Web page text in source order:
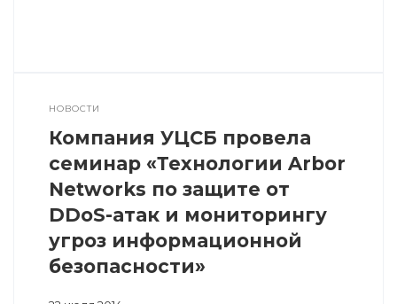
НОВОСТИ
Компания УЦСБ провела
семинар «Технологии Arbor
Networks по защите от
DDoS-атак и мониторингу
угроз информационной
безопасности»